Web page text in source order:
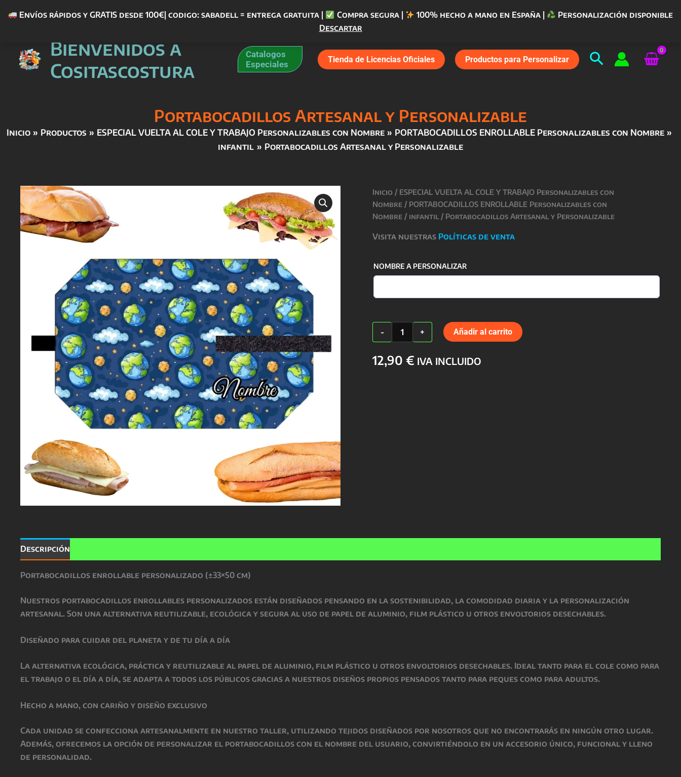
Envíos rápidos y GRATIS desde 100€| codigo: sabadell = entrega gratuita | Compra segura | 100% hecho a mano en España |
Personalización disponible
Descartar
contenido
Bienvenidos a
Cositascostura
Catalogos
Especiales
Tienda de Licencias Oficiales Productos para Personalizar Buscar
Portabocadillos Artesanal y Personalizable
Inicio Productos ESPECIAL VUELTA AL COLE Y TRABAJO Personalizables con Nombre
PORTABOCADILLOS ENROLLABLE Personalizables con Nombre
infantil
Portabocadillos Artesanal y Personalizable
Inicio / ESPECIAL VUELTA AL COLE Y TRABAJO Personalizables con
Nombre / PORTABOCADILLOS ENROLLABLE Personalizables con
Nombre / infantil / Portabocadillos Artesanal y Personalizable
Visita nuestras Políticas de venta
NOMBRE A PERSONALIZAR
-
Portabocadillos
Artesanal
Personalizable
cantidad
+ Añadir al carrito
12,90€ IVA INCLUIDO
Descripción
Portabocadillos enrollable personalizado (±33×50 cm)
Nuestros portabocadillos enrollables personalizados están diseñados pensando en la sostenibilidad, la comodidad diaria y la personalización
artesanal. Son una alternativa reutilizable, ecológica y segura al uso de papel de aluminio, film plástico u otros envoltorios desechables.
Diseñado para cuidar del planeta y de tu día a día
La alternativa ecológica, práctica y reutilizable al papel de aluminio, film plástico u otros envoltorios desechables. Ideal tanto para el cole como para
el trabajo o el día a día, se adapta a todos los públicos gracias a nuestros diseños propios pensados tanto para peques como para adultos.
Hecho a mano, con cariño y diseño exclusivo
Cada unidad se confecciona artesanalmente en nuestro taller, utilizando tejidos diseñados por nosotros que no encontrarás en ningún otro lugar.
Además, ofrecemos la opción de personalizar el portabocadillos con el nombre del usuario, convirtiéndolo en un accesorio único, funcional y lleno
de personalidad.